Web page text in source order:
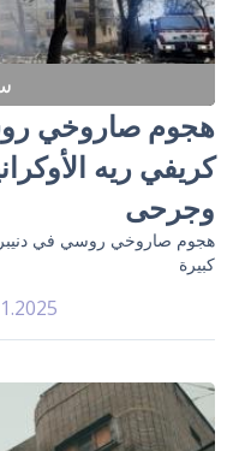
هجوم صاروخي
كريفي ريه
وجرحى
هجوم صاروخي روسي في
كبيرة
- 23:13